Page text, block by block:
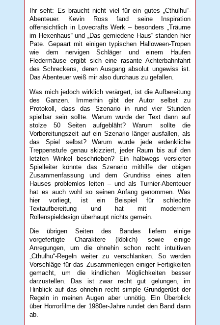
Ihr seht: Es braucht nicht viel für ein gutes „Cthulhu“-
Abenteuer. Kevin Ross fand seine Inspiration
offensichtlich in Lovecrafts Werk – besonders „Träume
im Hexenhaus“ und „Das gemiedene Haus“ standen hier
Pate. Gepaart mit einigen typischen Halloween-Tropen
wie dem nervigen Schläger und einem Haufen
Fledermäuse ergibt sich eine rasante Achterbahnfahrt
des Schreckens, deren Ausgang absolut ungewiss ist.
Das Abenteuer weiß mir also durchaus zu gefallen.
Was mich jedoch wirklich verärgert, ist die Aufbereitung
des Ganzen. Immerhin gibt der Autor selbst zu
Protokoll, dass das Szenario in rund vier Stunden
spielbar sein sollte. Warum wurde der Text dann auf
stolze 50 Seiten aufgebläht? Warum sollte die
Vorbereitungszeit auf ein Szenario länger ausfallen, als
das Spiel selbst? Warum wurde jede erdenkliche
Treppenstufe genau skizziert, jeder Raum bis auf den
letzten Winkel beschrieben? Ein halbwegs versierter
Spielleiter könnte das Szenario mithilfe der obigen
Zusammenfassung und dem Grundriss eines alten
Hauses problemlos leiten – und als Turnier-Abenteuer
hat es auch wohl so seinen Anfang genommen. Was
hier vorliegt, ist ein Beispiel für schlechte
Textaufbereitung und hat mit modernem
Rollenspieldesign überhaupt nichts gemein.
Die übrigen Seiten des Bandes liefern einige
vorgefertigte Charaktere (löblich) sowie einige
Anregungen, um die ohnehin schon recht intuitiven
„Cthulhu“-Regeln weiter zu verschlanken. So werden
Vorschläge für das Zusammenlegen einiger Fertigkeiten
gemacht, um die kindlichen Möglichkeiten besser
darzustellen. Das ist zwar recht gut gelungen, im
Hinblick auf das ohnehin recht simple Grundgerüst der
Regeln in meinen Augen aber unnötig. Ein Überblick
über Horrorfilme der 1980er-Jahre rundet den Band dann
ab.